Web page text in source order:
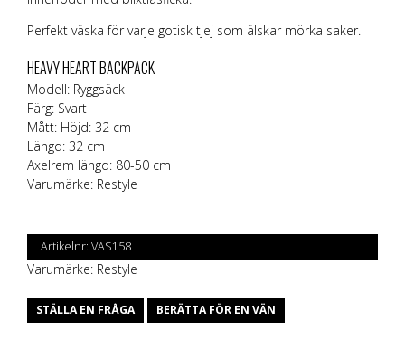
Perfekt väska för varje gotisk tjej som älskar mörka saker.
HEAVY HEART BACKPACK
Modell: Ryggsäck
Färg: Svart
Mått: Höjd: 32 cm
Längd: 32 cm
Axelrem längd: 80-50 cm
Varumärke: Restyle
Artikelnr: VAS158
Varumärke: Restyle
STÄLLA EN FRÅGA BERÄTTA FÖR EN VÄN